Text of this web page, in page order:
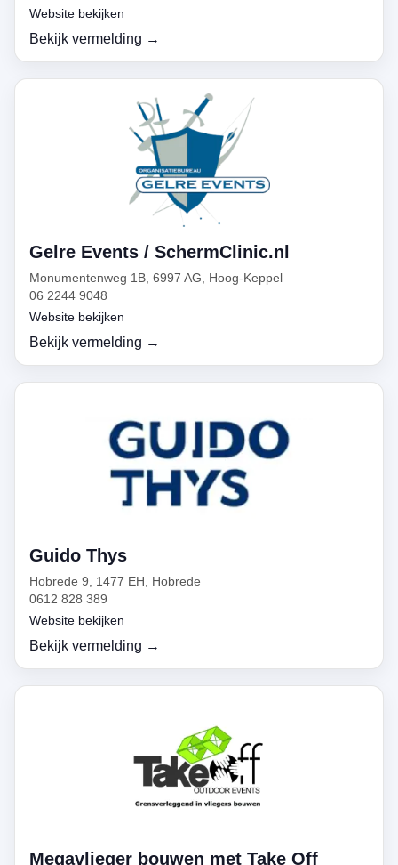
Website bekijken
Bekijk vermelding →
Gelre Events / SchermClinic.nl
Monumentenweg 1B, 6997 AG, Hoog-Keppel
06 2244 9048
Website bekijken
Bekijk vermelding →
Guido Thys
Hobrede 9, 1477 EH, Hobrede
0612 828 389
Website bekijken
Bekijk vermelding →
Megavlieger bouwen met Take Off